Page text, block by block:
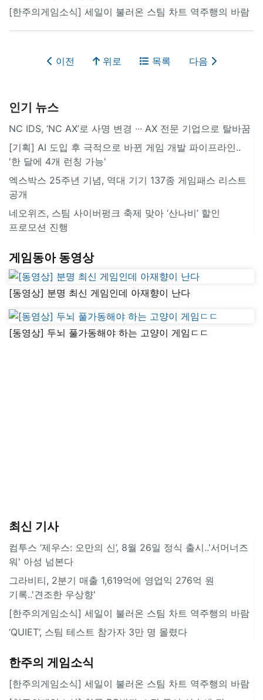
[한주의게임소식] 세일이 불러온 스팀 차트 역주행의 바람
이전 위로 목록 다음
인기 뉴스
NC IDS, ‘NC AX’로 사명 변경 ∙∙∙ AX 전문 기업으로 탈바꿈
[기획] AI 도입 후 극적으로 바뀐 게임 개발 파이프라인..
'한 달에 4개 런칭 가능'
엑스박스 25주년 기념, 역대 기기 137종 게임패스 리스트
공개
네오위즈, 스팀 사이버펑크 축제 맞아 ‘산나비’ 할인
프로모션 진행
게임동아 동영상
[동영상] 분명 최신 게임인데 아재향이 난다
[동영상] 두뇌 풀가동해야 하는 고양이 게임ㄷㄷ
최신 기사
컴투스 ‘제우스: 오만의 신’, 8월 26일 정식 출시..'서머너즈
워' 아성 넘본다
그라비티, 2분기 매출 1,619억에 영업익 276억 원
기록..'견조한 우상향'
[한주의게임소식] 세일이 불러온 스팀 차트 역주행의 바람
‘QUIET’, 스팀 테스트 참가자 3만 명 몰렸다
한주의 게임소식
[한주의게임소식] 세일이 불러온 스팀 차트 역주행의 바람